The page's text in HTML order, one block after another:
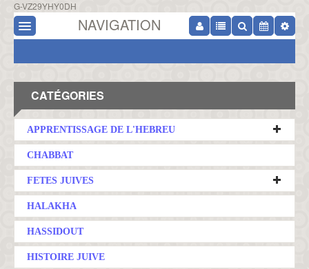
G-VZ29YHY0DH
NAVIGATION
CATÉGORIES
APPRENTISSAGE DE L'HEBREU
CHABBAT
FETES JUIVES
HALAKHA
HASSIDOUT
HISTOIRE JUIVE